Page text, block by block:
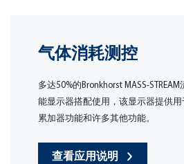
气体消耗测控
多达50%的Bronkhorst MASS-
能显示器搭配使用，该显示器提供
累加器功能和许多其他功能。
查看应用说明